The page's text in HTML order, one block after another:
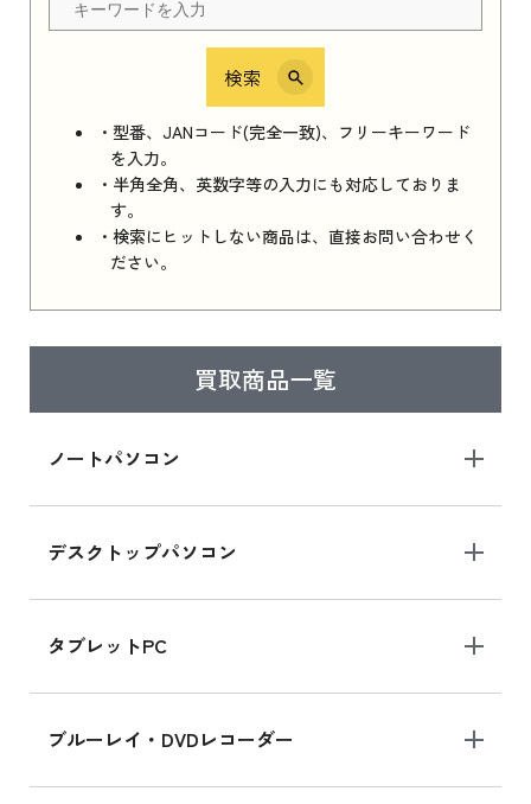
検索
・型番、JANコード(完全一致)、フリーキーワード
を入力。
・半角全角、英数字等の入力にも対応しておりま
す。
・検索にヒットしない商品は、直接お問い合わせく
ださい。
買取商品一覧
ノートパソコン
デスクトップパソコン
タブレットPC
ブルーレイ・DVDレコーダー
iPhone 16e シリーズ 2025
iPhone 16e シリーズ 2025 新品買取価格はこち
ら
iPad 11インチ 2025年春モデル
はこちら
ら
iPad mini シリーズ 2024
iPad mini 8.3インチ の新品買取価格
iPhone 16 シリーズ
iPhone 16 の新品買取価格